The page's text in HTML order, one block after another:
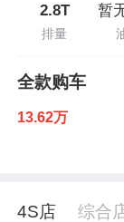
2.8T
排量
暂
全款购车
13.62万
4S店 综合